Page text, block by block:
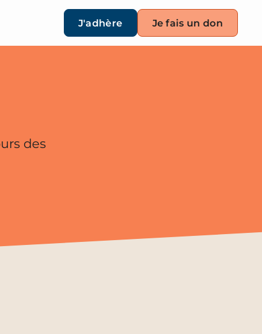
J'adhère Je fais un don
des